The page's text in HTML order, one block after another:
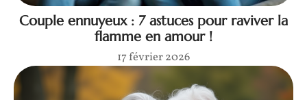
Couple ennuyeux : 7 astuces pour raviver la
flamme en amour !
17 février 2026